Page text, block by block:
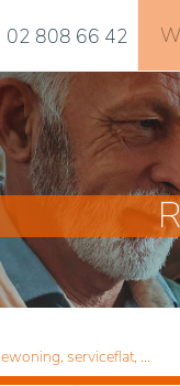
02 808 66 42
serviceflat, ...